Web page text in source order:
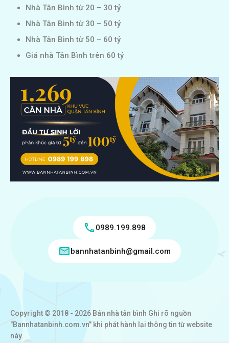
Nhà Tân Bình từ 20 – 30 tỷ
Nhà Tân Bình từ 30 – 50 tỷ
Nhà Tân Bình từ 50 – 60 tỷ
Giá nhà Tân Bình trên 60 tỷ
0989.199.898
bannhatanbinh@gmail.com
Copyright © 2018 - 2026 Bán nhà tân bình Ghi rõ nguồn
"Bannhatanbinh.com.vn" khi phát hành lại thông tin từ website
này.